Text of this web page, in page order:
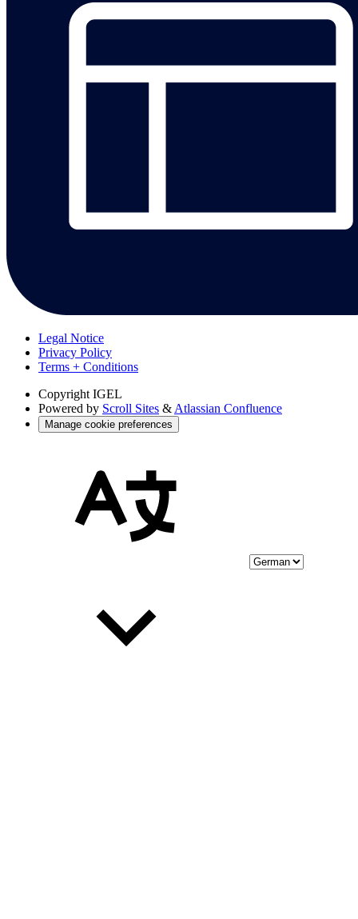
Legal Notice
Privacy Policy
Terms + Conditions
Copyright IGEL
Powered by Scroll Sites & Atlassian Confluence
Manage cookie preferences